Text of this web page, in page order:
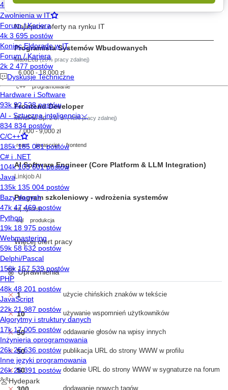
Szukaj pracy
Najlepsze oferty na rynku IT
Programista Systemów Wbudowanych
MaxiEcu (20% pracy zdalnej)
6,000 - 18,000 zł
c++ programowanie
Frontend Developer
MindPal Sp. z o. o. (40% pracy zdalnej)
7,000 - 9,000 zł
react javascript frontend
AI Software Engineer (Core Platform & LLM Integration)
Linkjob AI
Program szkoleniowy - wdrożenia systemów
eq system
sql produkcja
Więcej ofert pracy
Uprawnienia
1 użycie chińskich znaków w tekście
10 używanie wspomnień użytkowników
50 oddawanie głosów na wpisy innych
50 publikacja URL do strony WWW w profilu
50 dodanie URL do strony WWW w sygnaturze na forum
dodawanie nowych tagów